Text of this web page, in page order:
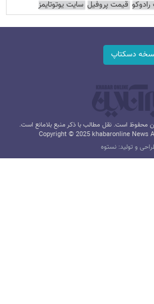
قیمت پروفیل سایت یوتوتایمز
دسکتاپ
محفوظ است. نقل مطالب با ذکر منبع بلامانع است.
Copyright © 2025 khabaronline News
و تولید: نستوه